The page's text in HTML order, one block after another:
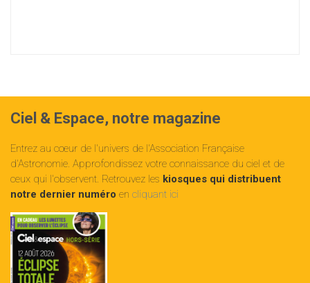
Ciel & Espace, notre magazine
Entrez au cœur de l'univers de l'Association Française
d'Astronomie. Approfondissez votre connaissance du ciel et de
ceux qui l'observent. Retrouvez les kiosques qui distribuent
notre dernier numéro en cliquant ici